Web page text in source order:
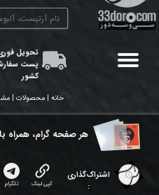
سفارشات
تحویل فوری
پست
کشور
خانه | محصولات |
هر ​صفحه گرام، همراه
اشتراک‌گذاری
:
کپی لینک تلگرام